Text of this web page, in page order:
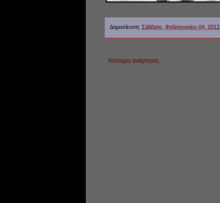
Δημοσίευση: Σάββατο, Φεβρουαρίου 04, 2012
Νεότερη ανάρτηση